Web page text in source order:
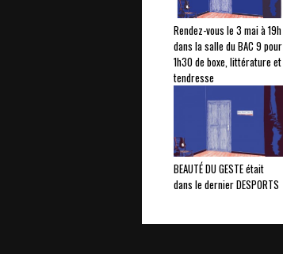
Rendez-vous le 3 mai à 19h
dans la salle du BAC 9 pour
1h30 de boxe, littérature et
tendresse
BEAUTÉ DU GESTE était
dans le dernier DESPORTS